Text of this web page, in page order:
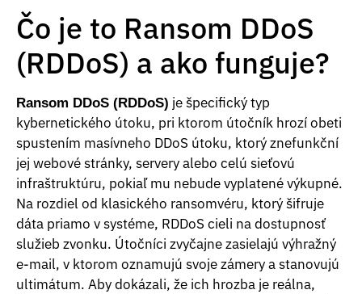
Čo je to Ransom DDoS
(RDDoS) a ako funguje?
Ransom DDoS (RDDoS) je špecifický typ
kybernetického útoku, pri ktorom útočník hrozí obeti
spustením masívneho DDoS útoku, ktorý znefunkční
jej webové stránky, servery alebo celú sieťovú
infraštruktúru, pokiaľ mu nebude vyplatené výkupné.
Na rozdiel od klasického ransomvéru, ktorý šifruje
dáta priamo v systéme, RDDoS cieli na dostupnosť
služieb zvonku. Útočníci zvyčajne zasielajú výhražný
e-mail, v ktorom oznamujú svoje zámery a stanovujú
ultimátum. Aby dokázali, že ich hrozba je reálna,